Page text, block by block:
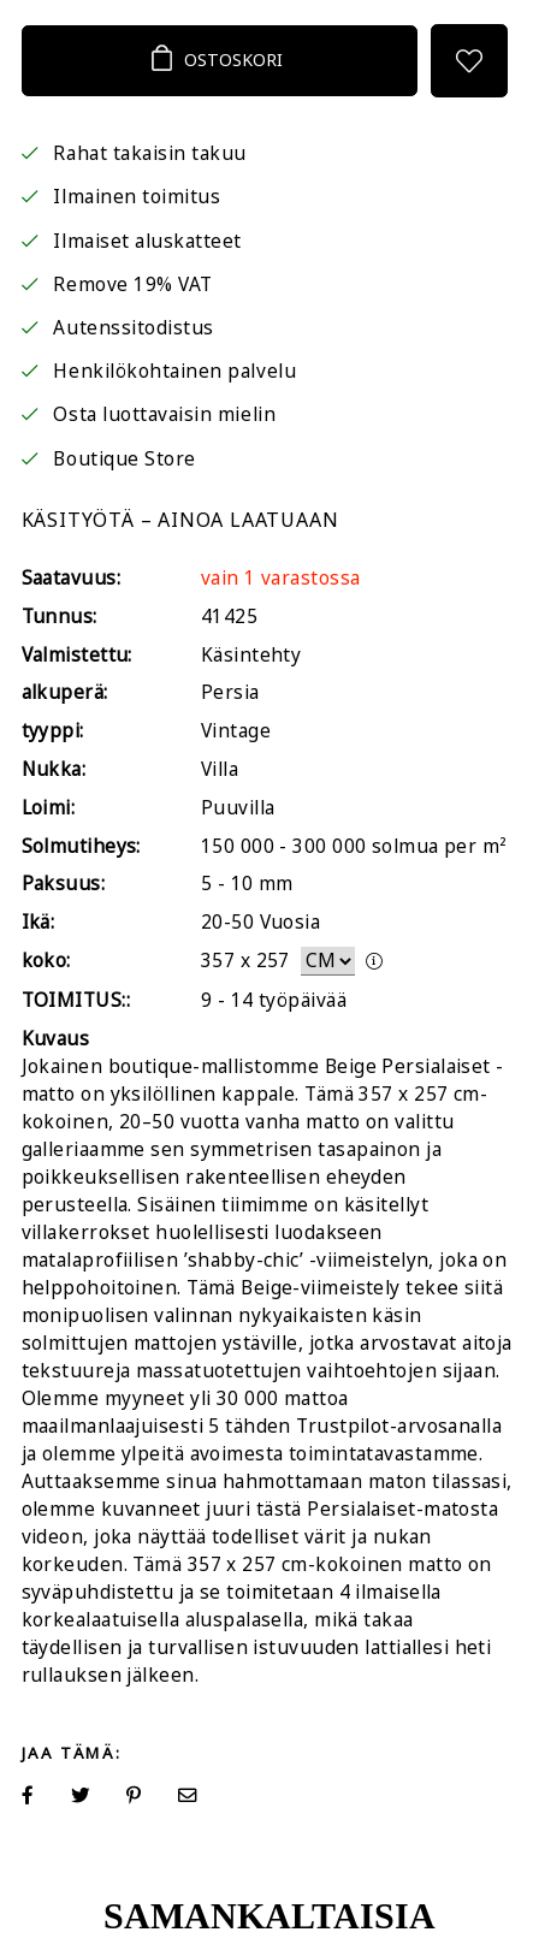
OSTOSKORI
Rahat takaisin takuu
Ilmainen toimitus
Ilmaiset aluskatteet
Remove 19% VAT
Autenssitodistus
Henkilökohtainen palvelu
Osta luottavaisin mielin
Boutique Store
KÄSITYÖTÄ – AINOA LAATUAAN
Saatavuus:
vain 1 varastossa
Tunnus:
41425
Valmistettu:
Käsintehty
alkuperä:
Persia
tyyppi:
Vintage
Nukka:
Villa
Loimi:
Puuvilla
Solmutiheys:
150 000 - 300 000 solmua per m²
Paksuus:
5 - 10 mm
Ikä:
20-50 Vuosia
koko:
357 x 257
TOIMITUS::
9 - 14 työpäivää
Kuvaus
Jokainen boutique-mallistomme Beige Persialaiset -
matto on yksilöllinen kappale. Tämä 357 x 257 cm-
kokoinen, 20–50 vuotta vanha matto on valittu
galleriaamme sen symmetrisen tasapainon ja
poikkeuksellisen rakenteellisen eheyden
perusteella. Sisäinen tiimimme on käsitellyt
villakerrokset huolellisesti luodakseen
matalaprofiilisen ’shabby-chic’ -viimeistelyn, joka on
helppohoitoinen. Tämä Beige-viimeistely tekee siitä
monipuolisen valinnan nykyaikaisten käsin
solmittujen mattojen ystäville, jotka arvostavat aitoja
tekstuureja massatuotettujen vaihtoehtojen sijaan.
Olemme myyneet yli 30 000 mattoa
maailmanlaajuisesti 5 tähden Trustpilot-arvosanalla
ja olemme ylpeitä avoimesta toimintatavastamme.
Auttaaksemme sinua hahmottamaan maton tilassasi,
olemme kuvanneet juuri tästä Persialaiset-matosta
videon, joka näyttää todelliset värit ja nukan
korkeuden. Tämä 357 x 257 cm-kokoinen matto on
syväpuhdistettu ja se toimitetaan 4 ilmaisella
korkealaatuisella aluspalasella, mikä takaa
täydellisen ja turvallisen istuvuuden lattiallesi heti
rullauksen jälkeen.
JAA TÄMÄ:
SAMANKALTAISIA